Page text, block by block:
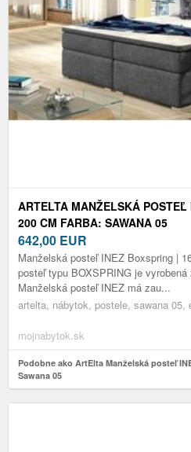
ARTELTA MANŽELSKÁ
200 CM FARBA: SAWANA 05
642,00 EUR
Manželská posteľ INEZ Boxspring |
posteľ typu BOXSPRING je
Manželská posteľ INEZ má zau...
artelta, nábytok, postele, sawana 05,
mojnabytok.sk
Podobne ako ArtElta Manželská posteľ
Sawana 05